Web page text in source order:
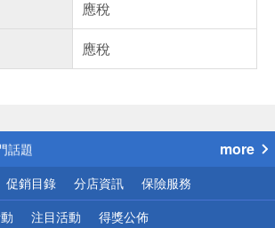
應稅
應稅
公告
話題
優惠
地區配送
網頁！請小心！
more
促銷目錄 分店資訊 保險服務
注目活動 得獎公佈